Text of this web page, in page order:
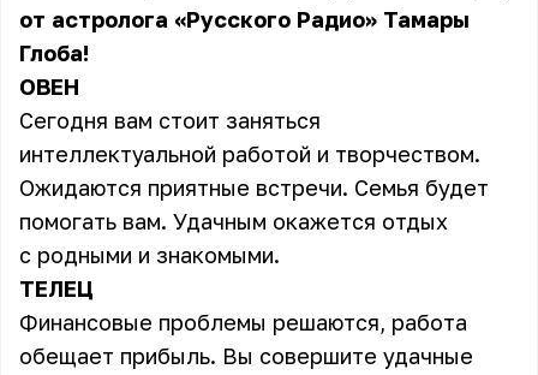
от астролога «Русского Радио» Тамары
Глоба!
ОВЕН
Сегодня вам стоит заняться
интеллектуальной работой и творчеством.
Ожидаются приятные встречи. Семья будет
помогать вам. Удачным окажется отдых
с родными и знакомыми.
ТЕЛЕЦ
Финансовые проблемы решаются, работа
обещает прибыль. Вы совершите удачные